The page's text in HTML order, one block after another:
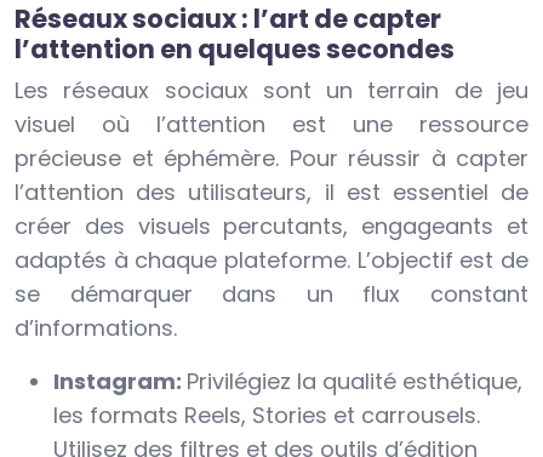
Réseaux sociaux : l’art de capter
l’attention en quelques secondes
Les réseaux sociaux sont un terrain de jeu
visuel où l’attention est une ressource
précieuse et éphémère. Pour réussir à capter
l’attention des utilisateurs, il est essentiel de
créer des visuels percutants, engageants et
adaptés à chaque plateforme. L’objectif est de
se démarquer dans un flux constant
d’informations.
Instagram: Privilégiez la qualité esthétique,
les formats Reels, Stories et carrousels.
Utilisez des filtres et des outils d’édition